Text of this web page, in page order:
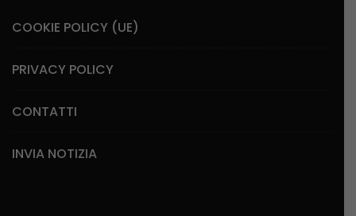
COOKIE POLICY (UE)
PRIVACY POLICY
CONTATTI
INVIA NOTIZIA